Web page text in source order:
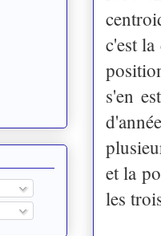
c'est
s'en
et la
les